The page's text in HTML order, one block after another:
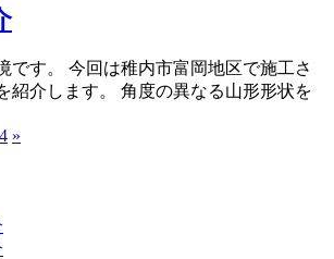
です。 今回は稚内市富岡地区で施工さ
紹介します。 角度の異なる山形形状を
次
»